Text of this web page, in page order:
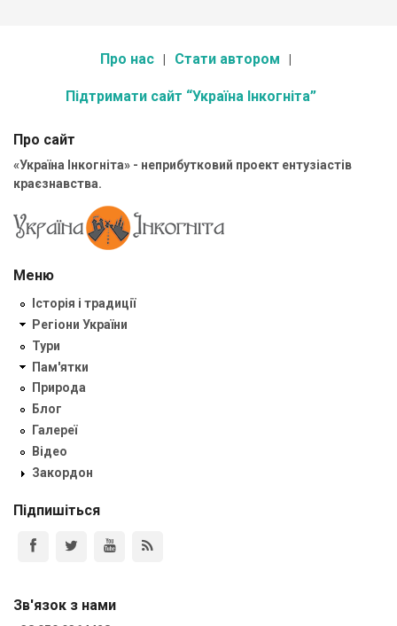
Про нас Стати автором
Підтримати сайт “Україна Інкогніта”
Про сайт
«Україна Інкогніта» - неприбутковий проект ентузіастів
краєзнавства.
Меню
Історія і традиції
Регіони України
Тури
Пам'ятки
Природа
Блог
Галереї
Відео
Закордон
Підпишіться
Зв'язок з нами